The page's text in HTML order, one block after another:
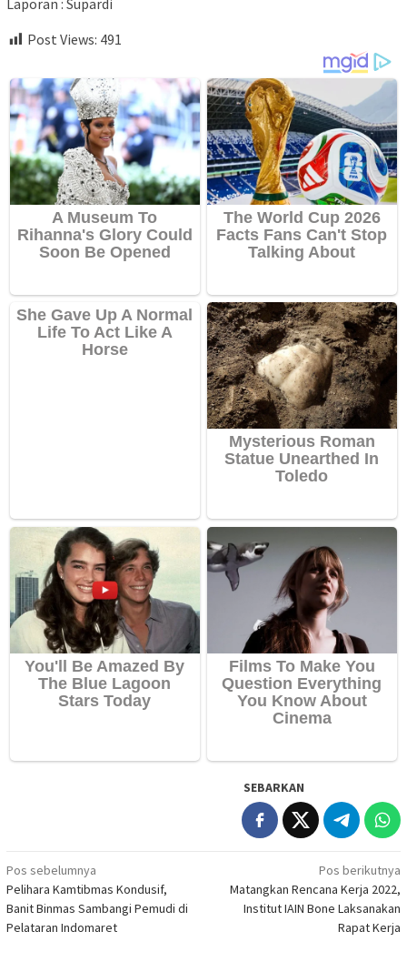
Laporan : Supardi
Post Views: 491
SEBARKAN
Navigasi
pos
Pos sebelumnya
Pelihara Kamtibmas Kondusif,
Banit Binmas Sambangi Pemudi di
Pelataran Indomaret
Pos berikutnya
Matangkan Rencana Kerja 2022,
Institut IAIN Bone Laksanakan
Rapat Kerja